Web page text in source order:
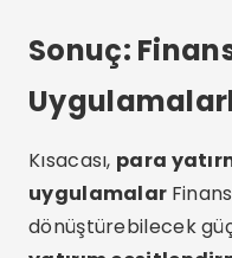
Sonuç:
Kısacası, para
uygulamalar
dönüştürebilecek